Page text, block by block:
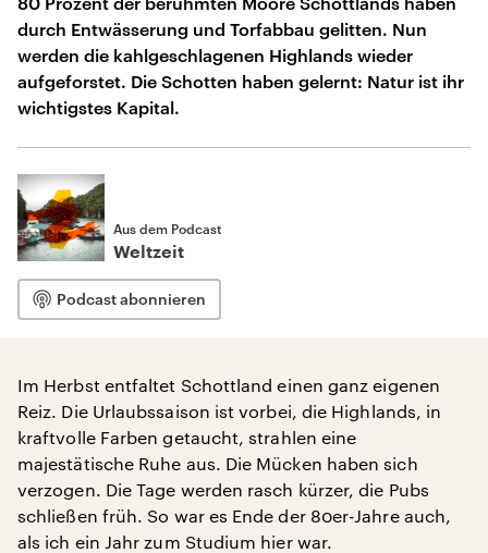
durch Entwässerung und Torfabbau gelitten. Nun
werden die kahlgeschlagenen Highlands wieder
aufgeforstet. Die Schotten haben gelernt: Natur ist ihr
wichtigstes Kapital.
Aus dem Podcast
Weltzeit
Podcast abonnieren
Im Herbst entfaltet Schottland einen ganz eigenen
Reiz. Die Urlaubssaison ist vorbei, die Highlands, in
kraftvolle Farben getaucht, strahlen eine
majestätische Ruhe aus. Die Mücken haben sich
verzogen. Die Tage werden rasch kürzer, die Pubs
schließen früh. So war es Ende der 80er-Jahre auch,
als ich ein Jahr zum Studium hier war.